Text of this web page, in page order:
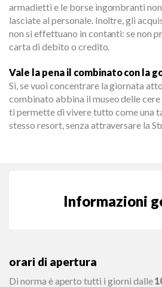
armadietti e le borse ingombranti
lasciate al personale. Inoltre, gli
non si effettuano in contanti: se non
carta di debito o credito.
Vale la pena il combinato con la
Sì, se vuoi concentrare la giornata
combinato abbina il museo delle
ti permette di vivere tutto come una
stesso resort, senza attraversare la
Informazioni
orari di apertura
Di norma è aperto tutti i giorni dalle